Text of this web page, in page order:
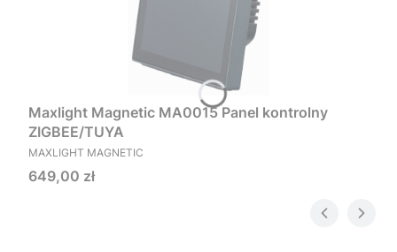
Maxlight Magnetic MA0015 Panel kontrolny
ZIGBEE/TUYA
PRODUCENT
MAXLIGHT MAGNETIC
Cena
649,00 zł